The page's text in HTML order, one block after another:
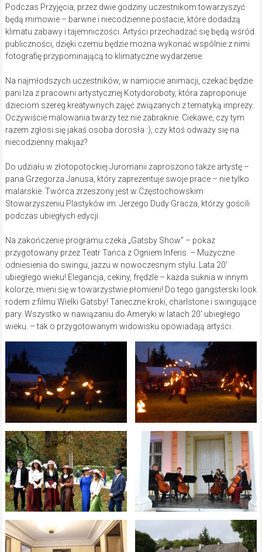
Podczas Przyjęcia, przez dwie godziny uczestnikom towarzyszyć
będą mimowie – barwne i niecodzienne postacie, które dodadzą
klimatu zabawy i tajemniczości. Artyści przechadzać się będą wśród
publiczności, dzięki czemu będzie można wykonać wspólnie z nimi
fotografię przypominającą to klimatyczne wydarzenie.
Na najmłodszych uczestników, w namiocie animacji, czekać będzie
pani Iza z pracowni artystycznej Kotydoroboty, która zaproponuje
dzieciom szereg kreatywnych zajęć związanych z tematyką imprezy.
Oczywiście malowania twarzy też nie zabraknie. Ciekawe, czy tym
razem zgłosi się jakaś osoba dorosła :), czy ktoś odważy się na
niecodzienny makijaż?
Do udziału w złotopotockiej Juromanii zaproszono także artystę –
pana Grzegorza Janusa, który zaprezentuje swoje prace – nie tylko
malarskie. Twórca zrzeszony jest w Częstochowskim
Stowarzyszeniu Plastyków im. Jerzego Dudy Gracza, którzy gościli
podczas ubiegłych edycji.
Na zakończenie programu czeka „Gatsby Show” – pokaz
przygotowany przez Teatr Tańca z Ogniem Inferis. – Muzyczne
odniesienia do swingu, jazzu w nowoczesnym stylu. Lata 20′
ubiegłego wieku! Elegancja, cekiny, frędzle – każda suknia w innym
kolorze, mieni się w towarzystwie płomieni! Do tego gangsterski look
rodem z filmu Wielki Gatsby! Taneczne kroki, charlstone i swingujące
pary. Wszystko w nawiązaniu do Ameryki w latach 20′ ubiegłego
wieku. – tak o przygotowanym widowisku opowiadają artyści.